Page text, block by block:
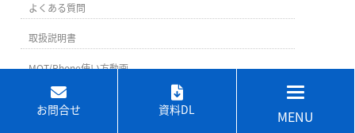
よくある質問
取扱説明書
MOT/Phone使い方動画
お問合せ 資料DL MENU